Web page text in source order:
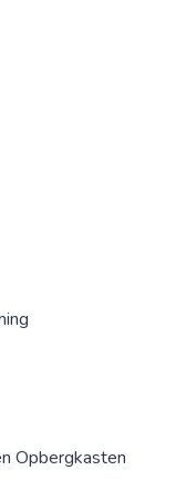
Opbergkasten